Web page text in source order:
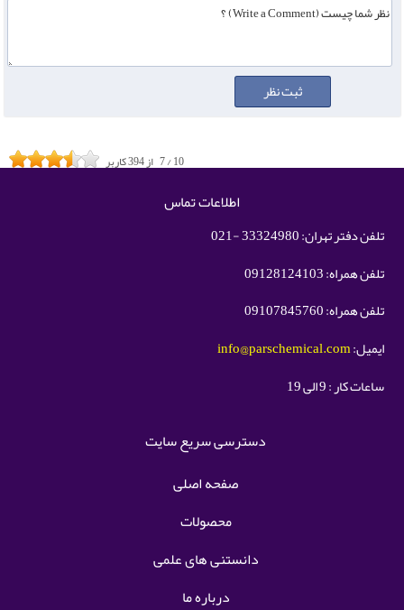
7/10 از394کاربر
اطلاعات تماس
تلفن دفتر تهران: 33324980 -021
تلفن همراه: 09128124103
تلفن همراه: 09107845760
ایمیل:info@parschemical.com
ساعات کار : 9 الی 19
دسترسی سریع سایت
صفحه اصلی
محصولات
دانستنی های علمی
درباره ما